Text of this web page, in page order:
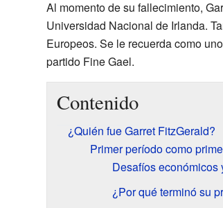
Al momento de su fallecimiento,
Universidad Nacional de Irlanda.
Europeos. Se le recuerda como
partido Fine Gael.
Contenido
¿Quién fue Garret FitzGerald?
Primer período como
Desafíos económicos
¿Por qué terminó su